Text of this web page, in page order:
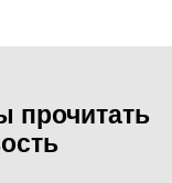
прочитать